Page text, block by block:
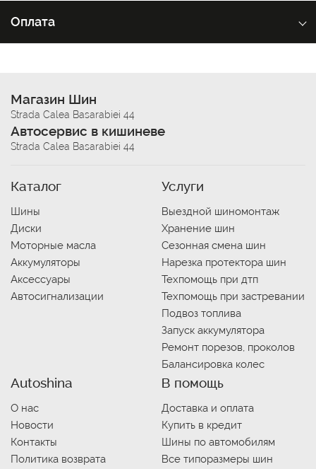
Оплата
Магазин Шин
Strada Calea Basarabiei 44
Автосервис в кишиневе
Strada Calea Basarabiei 44
Каталог
Шины
Диски
Моторные масла
Аккумуляторы
Аксессуары
Автосигнализации
Услуги
Выездной шиномонтаж
Хранение шин
Сезонная смена шин
Нарезка протектора шин
Техпомощь при дтп
Техпомощь при застревании
Подвоз топлива
Запуск аккумулятора
Ремонт порезов, проколов
Балансировка колес
Autoshina
О нас
Новости
Контакты
Политика возврата
В помощь
Доставка и оплата
Купить в кредит
Шины по автомобилям
Все типоразмеры шин